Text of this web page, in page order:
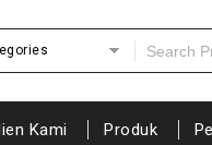
Kami Produk